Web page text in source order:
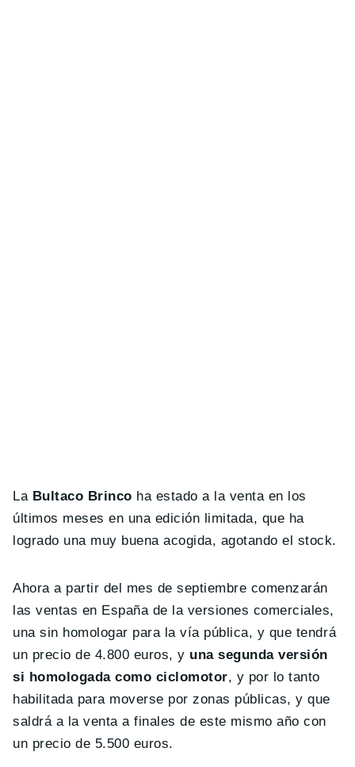
LaBultaco Brinco ha estado a la venta en los
últimos meses en una edición limitada, que ha
logrado una muy buena acogida, agotando el stock.
Ahora a partir del mes de septiembre comenzarán
las ventas en España de la versiones comerciales,
una sin homologar para la vía pública, y que tendrá
un precio de 4.800 euros, y una segunda versión
si homologada como ciclomotor, y por lo tanto
habilitada para moverse por zonas públicas, y que
saldrá a la venta a finales de este mismo año con
un precio de 5.500 euros.